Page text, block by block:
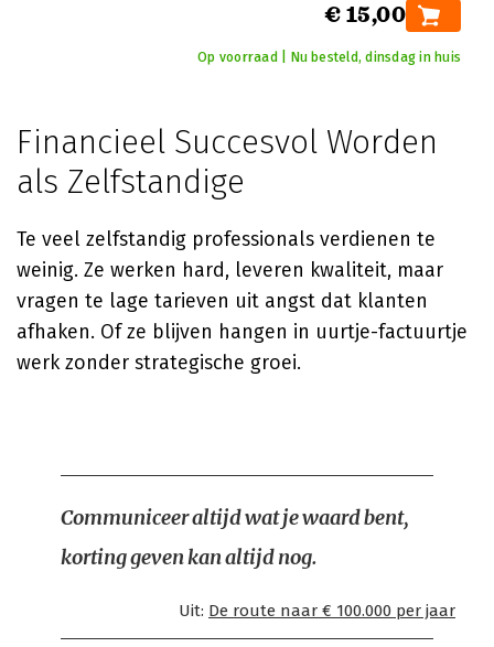
€ 15,00
Op voorraad | Nu besteld, dinsdag in huis
Financieel Succesvol Worden
als Zelfstandige
Te veel zelfstandig professionals verdienen te
weinig. Ze werken hard, leveren kwaliteit, maar
vragen te lage tarieven uit angst dat klanten
afhaken. Of ze blijven hangen in uurtje-factuurtje
werk zonder strategische groei.
Communiceer altijd wat je waard bent,
korting geven kan altijd nog.
Uit: De route naar € 100.000 per jaar